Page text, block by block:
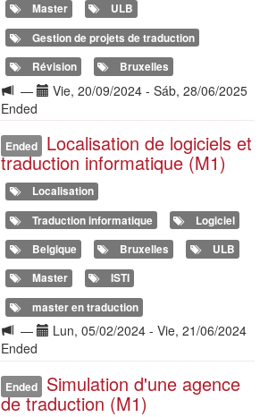
Master
ULB
Gestion de projets de traduction
Révision
Bruxelles
Langue
de
formation
— Date(s)
Vie, 20/09/2024 - Sáb, 28/06/2025
Ended
Ended Localisation de logiciels et
traduction informatique (M1)
Localisation
Traduction informatique
Logiciel
Belgique
Bruxelles
ULB
Master
ISTI
master en traduction
Langue
de
formation
— Date(s)
Lun, 05/02/2024 - Vie, 21/06/2024
Ended
Ended Simulation d'une agence
de traduction (M1)